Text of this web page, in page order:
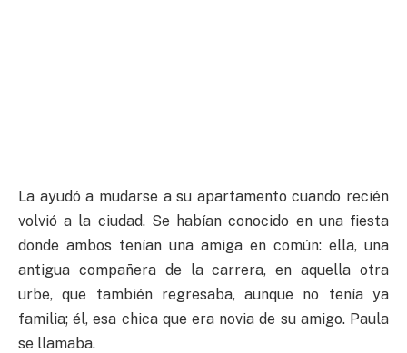
La ayudó a mudarse a su apartamento cuando recién
volvió a la ciudad. Se habían conocido en una fiesta
donde ambos tenían una amiga en común: ella, una
antigua compañera de la carrera, en aquella otra
urbe, que también regresaba, aunque no tenía ya
familia; él, esa chica que era novia de su amigo. Paula
se llamaba.